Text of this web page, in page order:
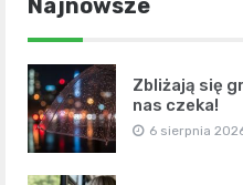
Najnowsze
Zbliżają się
nas czeka!
6 sierpnia